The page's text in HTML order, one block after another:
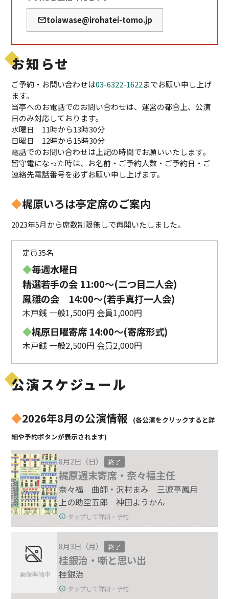
toiawase@irohatei-tomo.jp
お知らせ
ご予約・お問い合わせは03-6322-1622までお願い申し上げ
ます。
当亭へのお電話でのお問い合わせは、運営の都合上、公演
日のみ対応しております。
水曜日 11時から13時30分
日曜日 12時から15時30分
電話でのお問い合わせは上記の時間でお願いいたします。
留守電になった時は、お名前・ご予約人数・ご予約日・ご
連絡先電話番号を必ずお願い申し上げます。
◆梶原いろは亭定席のご案内
2023年5月から席数制限無しで再開いたしました。
定員35名
◆毎週水曜日
精選若手の会 11:00〜(二つ目二人会)
鳳雛の会 14:00～(若手真打一人会)
木戸銭 一般1,500円 会員1,000円
◆梶原日曜寄席 14:00〜(寄席形式)
木戸銭 一般2,500円 会員2,000円
公演スケジュール
◆2026年8月の公演情報
(各公演をクリックすると詳
細や予約ボタンが表示されます)
8月2日（日） 終了
梶原週末寄席・奈々福主任
奈々福 曲師・沢村まみ 三遊亭鳳月
上の助空五郎 神田ようかん
タップして詳細・予約
8月3日（月） 終了
桂銀治・噺と思い出
桂銀治
タップして詳細・予約